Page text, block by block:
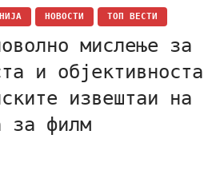
НОВОСТИ ТОП ВЕСТИ
мислење за
и објективноста
извештаи на
за филм